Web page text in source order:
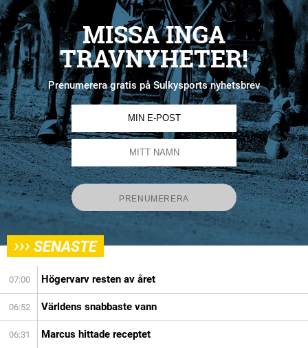
MISSA INGA
TRAVNYHETER!
Prenumerera gratis på Sulkysports nyhetsbrev
››› SENASTE
07:00 Högervarv resten av året
06:52 Världens snabbaste vann
06:31 Marcus hittade receptet